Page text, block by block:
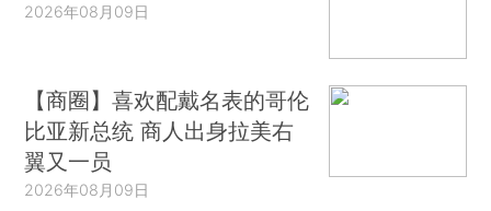
2026年08月09日
【商圈】喜欢配戴名表的哥伦
比亚新总统 商人出身拉美右
翼又一员
2026年08月09日